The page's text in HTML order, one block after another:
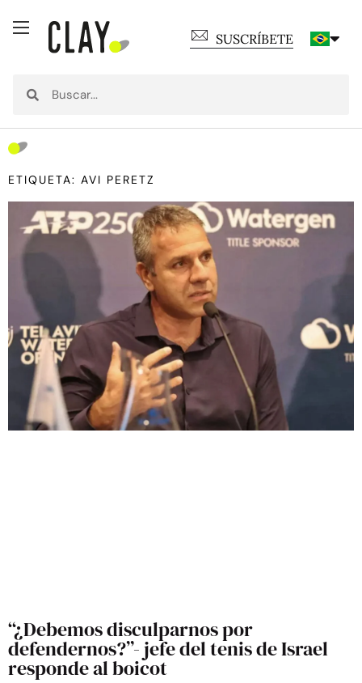
SUSCRÍBETE
ETIQUETA: AVI PERETZ
“¿Debemos disculparnos por
defendernos?”- jefe del tenis de Israel
responde al boicot